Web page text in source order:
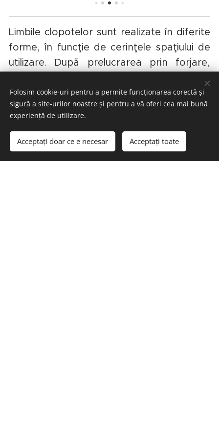
Limbile clopotelor sunt realizate în diferite
forme, în funcţie de cerinţele spaţiului de
utilizare. După prelucrarea prin forjare,
termic numit recoacere de înmuiere, astfel
încât duritatea să nu depăşească 120 HB
(conform scalei Brinell).
Ne străduim să oferim şi posibilitatea
acordării clopotelor neistorice în vederea
Folosim cookie-uri pentru a permite funcționarea corectă și
sigură a site-urilor noastre și pentru a vă oferi cea mai bună
experiență de utilizare.
Acceptați doar ce e necesar Acceptați toate